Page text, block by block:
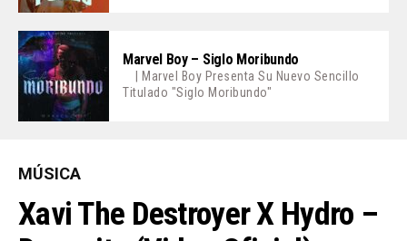
Marvel Boy – Siglo Moribundo
| Marvel Boy Presenta Su Nuevo Sencillo
Titulado "Siglo Moribundo"
MÚSICA
Xavi The Destroyer X Hydro –